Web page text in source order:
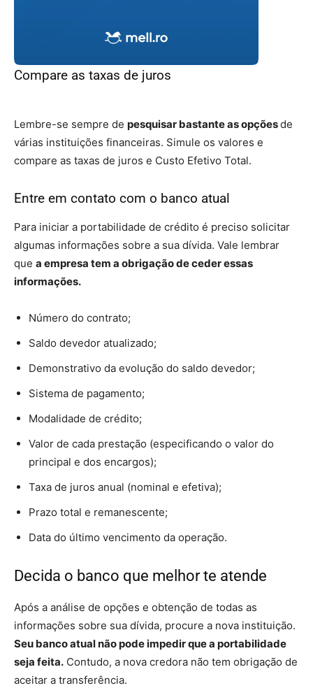
Compare as taxas de juros
Lembre-se sempre de pesquisar bastante as opçõesde
várias instituições financeiras. Simule os valores e
compare as taxas de juros e Custo Efetivo Total.
Entre em contato com o banco atual
Para iniciar a portabilidade de crédito é preciso solicitar
algumas informações sobre a sua dívida. Vale lembrar
que a empresa tem a obrigação de ceder essas
informações.
Número do contrato;
Saldo devedor atualizado;
Demonstrativo da evolução do saldo devedor;
Sistema de pagamento;
Modalidade de crédito;
Valor de cada prestação (especificando o valor do
principal e dos encargos);
Taxa de juros anual (nominal e efetiva);
Prazo total e remanescente;
Data do último vencimento da operação.
Decida o banco que melhor te atende
Após a análise de opções e obtenção de todas as
informações sobre sua dívida, procure a nova instituição.
Seu banco atual não pode impedir que a portabilidade
seja feita. Contudo, a nova credora não tem obrigação de
aceitar a transferência.